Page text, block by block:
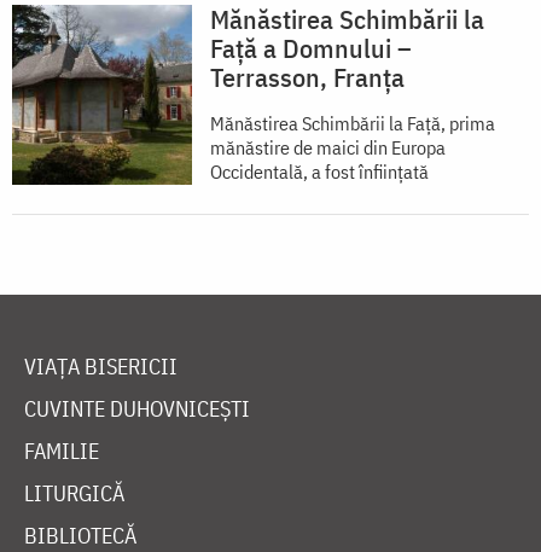
Mănăstirea Schimbării la
Față a Domnului –
Terrasson, Franţa
Mănăstirea Schimbării la Față, prima
mănăstire de maici din Europa
Occidentală, a fost înființată
VIAȚA BISERICII
CUVINTE DUHOVNICEȘTI
FAMILIE
LITURGICĂ
BIBLIOTECĂ